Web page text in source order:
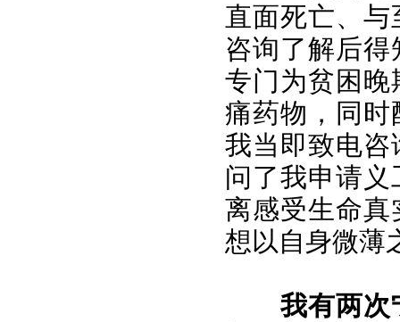
直面死亡、
咨询了解后
专门为贫困
痛药物，同
我当即致电
问了我申请
离感受生命
想以自身微薄
我有两次